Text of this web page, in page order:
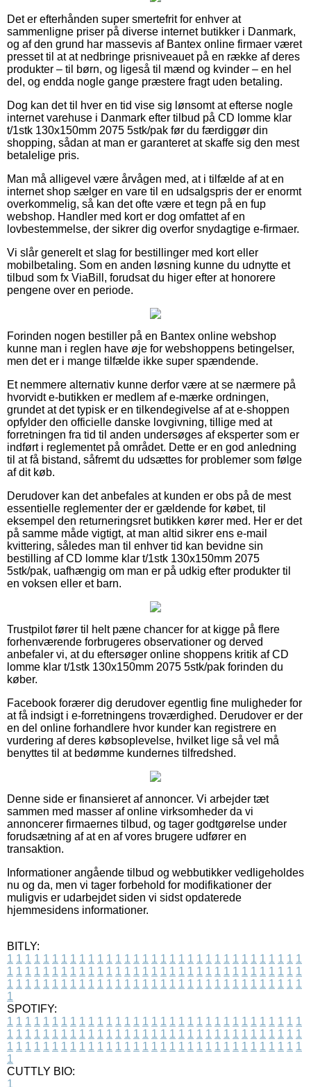
Det er efterhånden super smertefrit for enhver at
sammenligne priser på diverse internet butikker i Danmark,
og af den grund har massevis af Bantex online firmaer været
presset til at at nedbringe prisniveauet på en række af deres
produkter – til børn, og ligeså til mænd og kvinder – en hel
del, og endda nogle gange præstere fragt uden betaling.
Dog kan det til hver en tid vise sig lønsomt at efterse nogle
internet varehuse i Danmark efter tilbud på CD lomme klar
t/1stk 130x150mm 2075 5stk/pak før du færdiggør din
shopping, sådan at man er garanteret at skaffe sig den mest
betalelige pris.
Man må alligevel være årvågen med, at i tilfælde af at en
internet shop sælger en vare til en udsalgspris der er enormt
overkommelig, så kan det ofte være et tegn på en fup
webshop. Handler med kort er dog omfattet af en
lovbestemmelse, der sikrer dig overfor snydagtige e-firmaer.
Vi slår generelt et slag for bestillinger med kort eller
mobilbetaling. Som en anden løsning kunne du udnytte et
tilbud som fx ViaBill, forudsat du higer efter at honorere
pengene over en periode.
Forinden nogen bestiller på en Bantex online webshop
kunne man i reglen have øje for webshoppens betingelser,
men det er i mange tilfælde ikke super spændende.
Et nemmere alternativ kunne derfor være at se nærmere på
hvorvidt e-butikken er medlem af e-mærke ordningen,
grundet at det typisk er en tilkendegivelse af at e-shoppen
opfylder den officielle danske lovgivning, tillige med at
forretningen fra tid til anden undersøges af eksperter som er
indført i reglementet på området. Dette er en god anledning
til at få bistand, såfremt du udsættes for problemer som følge
af dit køb.
Derudover kan det anbefales at kunden er obs på de mest
essentielle reglementer der er gældende for købet, til
eksempel den returneringsret butikken kører med. Her er det
på samme måde vigtigt, at man altid sikrer ens e-mail
kvittering, således man til enhver tid kan bevidne sin
bestilling af CD lomme klar t/1stk 130x150mm 2075
5stk/pak, uafhængig om man er på udkig efter produkter til
en voksen eller et barn.
Trustpilot fører til helt pæne chancer for at kigge på flere
forhenværende forbrugeres observationer og derved
anbefaler vi, at du eftersøger online shoppens kritik af CD
lomme klar t/1stk 130x150mm 2075 5stk/pak forinden du
køber.
Facebook forærer dig derudover egentlig fine muligheder for
at få indsigt i e-forretningens troværdighed. Derudover er der
en del online forhandlere hvor kunder kan registrere en
vurdering af deres købsoplevelse, hvilket lige så vel må
benyttes til at bedømme kundernes tilfredshed.
Denne side er finansieret af annoncer. Vi arbejder tæt
sammen med masser af online virksomheder da vi
annoncerer firmaernes tilbud, og tager godtgørelse under
forudsætning af at en af vores brugere udfører en
transaktion.
Informationer angående tilbud og webbutikker vedligeholdes
nu og da, men vi tager forbehold for modifikationer der
muligvis er udarbejdet siden vi sidst opdaterede
hjemmesidens informationer.
BITLY:
1 1 1 1 1 1 1 1 1 1 1 1 1 1 1 1 1 1 1 1 1 1 1 1 1 1 1 1 1 1 1 1 1
1 1 1 1 1 1 1 1 1 1 1 1 1 1 1 1 1 1 1 1 1 1 1 1 1 1 1 1 1 1 1 1 1
1 1 1 1 1 1 1 1 1 1 1 1 1 1 1 1 1 1 1 1 1 1 1 1 1 1 1 1 1 1 1 1 1
1
SPOTIFY:
1 1 1 1 1 1 1 1 1 1 1 1 1 1 1 1 1 1 1 1 1 1 1 1 1 1 1 1 1 1 1 1 1
1 1 1 1 1 1 1 1 1 1 1 1 1 1 1 1 1 1 1 1 1 1 1 1 1 1 1 1 1 1 1 1 1
1 1 1 1 1 1 1 1 1 1 1 1 1 1 1 1 1 1 1 1 1 1 1 1 1 1 1 1 1 1 1 1 1
1
CUTTLY BIO:
1